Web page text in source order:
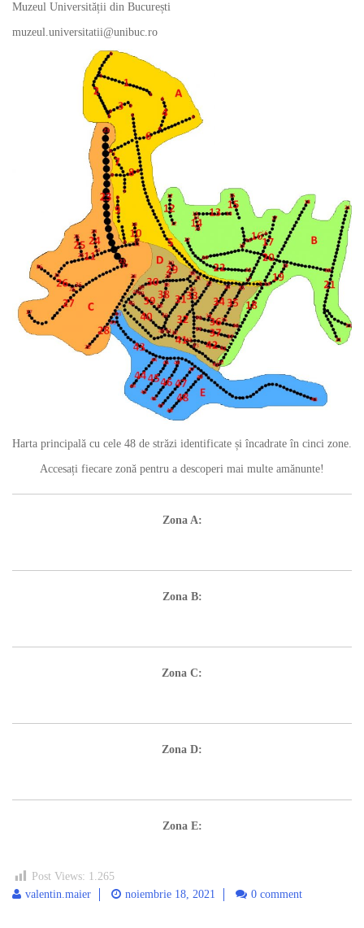
Muzeul Universității din București
muzeul.universitatii@unibuc.ro
Harta principală cu cele 48 de străzi identificate și încadrate în cinci zone.
Accesați fiecare zonă pentru a descoperi mai multe amănunte!
Zona A:
Zona B:
Zona C:
Zona D:
Zona E:
Post Views: 1.265
valentin.maier
noiembrie 18, 2021 0 comment